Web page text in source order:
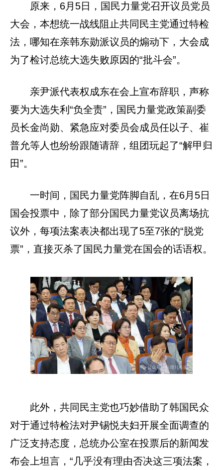
原来，6月5日，国民力量党召开议员党员
大会，本想统一战线阻止共同民主党通过特检
法，哪知在亲韩东勋派议员的煽动下，大会成
为了检讨总统大选失败原因的“批斗会”。
亲尹派代表权成东在会上宣布辞职，声称
要为大选失利“负全责”，国民力量党政策副委
员长金尚勋、紧急应对委员会成员任以子、崔
普允等人也纷纷跟随请辞，组团玩起了“解甲归
田”。
一时间，国民力量党阵脚自乱，在6月5日
国会投票中，除了部分国民力量党议员离场抗
议外，每项法案表决都出现了5至7张的“脱党
票”，直接灭杀了国民力量党在国会的话语权。
此外，共同民主党也巧妙借助了韩国民众
对于通过特检法对尹锡悦夫妇开展全面调查的
广泛支持态度，总统办公室在投票后的新闻发
布会上坦言，“几乎没有理由否决这三项法案，